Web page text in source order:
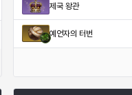
제국 왕관
예언자의 터번